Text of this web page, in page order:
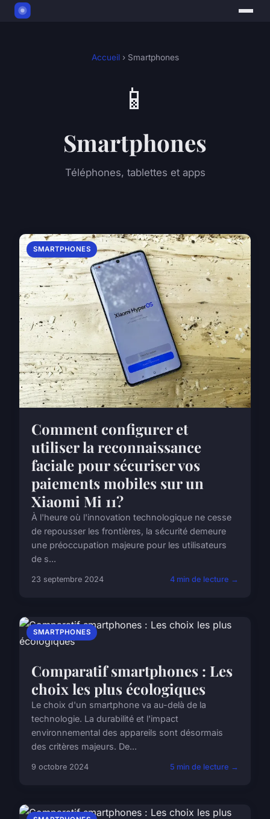
Accueil› Smartphones
📱
Smartphones
Téléphones, tablettes et apps
SMARTPHONES
Comment configurer et
utiliser la reconnaissance
faciale pour sécuriser vos
paiements mobiles sur un
Xiaomi Mi 11?
À l'heure où l'innovation technologique ne cesse
de repousser les frontières, la sécurité demeure
une préoccupation majeure pour les utilisateurs
de s...
23 septembre 2024 4 min de lecture →
SMARTPHONES
Comparatif smartphones : Les
choix les plus écologiques
Le choix d'un smartphone va au-delà de la
technologie. La durabilité et l'impact
environnemental des appareils sont désormais
des critères majeurs. De...
9 octobre 2024 5 min de lecture →